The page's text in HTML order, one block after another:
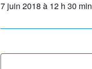
7 juin 2018 à 12 h 30 min